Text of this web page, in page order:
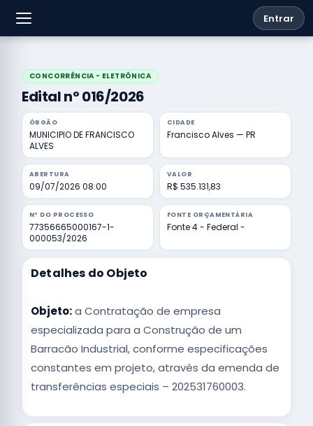
Entrar
CONCORRÊNCIA - ELETRÔNICA
Edital nº 016/2026
ÓRGÃO
MUNICIPIO DE FRANCISCO
ALVES
CIDADE
Francisco Alves — PR
ABERTURA
09/07/2026 08:00
VALOR
R$ 535.131,83
Nº DO PROCESSO
77356665000167-1-
000053/2026
FONTE ORÇAMENTÁRIA
Fonte 4 - Federal -
Detalhes do Objeto
Objeto:a Contratação de empresa
especializada para a Construção de um
Barracão Industrial, conforme especificações
constantes em projeto, através da emenda de
transferências especiais – 202531760003.